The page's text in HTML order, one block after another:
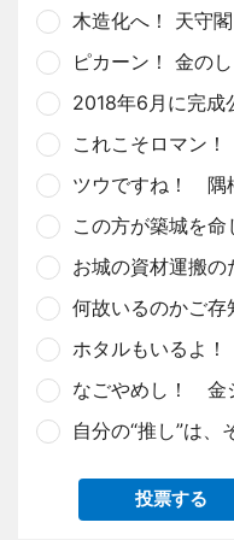
木造化へ！ 天守閣
ピカーン！ 金の
2018年6月に完
これこそロマン
ツウですね！ 隅
この方が築城を
お城の資材運搬
何故いるのかご
ホタルもいるよ
なごやめし！ 金
自分の“推し”は、
投票する